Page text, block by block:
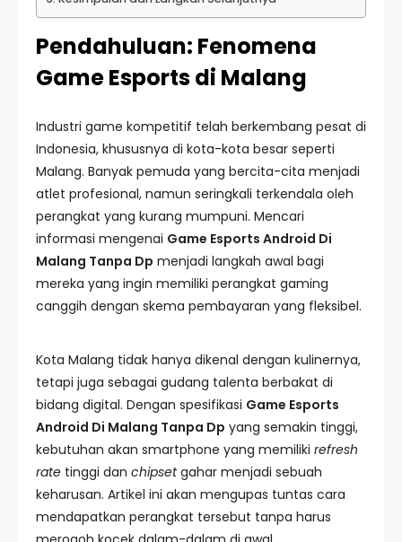
Pendahuluan: Fenomena
Game Esports di Malang
Industri game kompetitif telah berkembang pesat di
Indonesia, khususnya di kota-kota besar seperti
Malang. Banyak pemuda yang bercita-cita menjadi
atlet profesional, namun seringkali terkendala oleh
perangkat yang kurang mumpuni. Mencari
informasi mengenai Game Esports Android Di
Malang Tanpa Dp menjadi langkah awal bagi
mereka yang ingin memiliki perangkat gaming
canggih dengan skema pembayaran yang fleksibel.
Kota Malang tidak hanya dikenal dengan kulinernya,
tetapi juga sebagai gudang talenta berbakat di
bidang digital. Dengan spesifikasi Game Esports
Android Di Malang Tanpa Dp yang semakin tinggi,
kebutuhan akan smartphone yang memiliki refresh
rate tinggi dan chipsetgahar menjadi sebuah
keharusan. Artikel ini akan mengupas tuntas cara
mendapatkan perangkat tersebut tanpa harus